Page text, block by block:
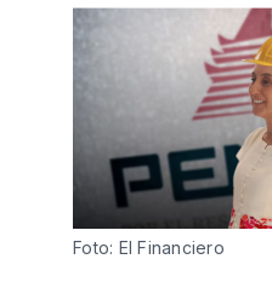
Foto: El Financiero